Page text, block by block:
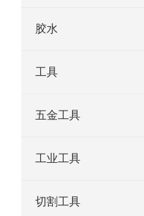
胶水
工具
五金工具
工业工具
切割工具